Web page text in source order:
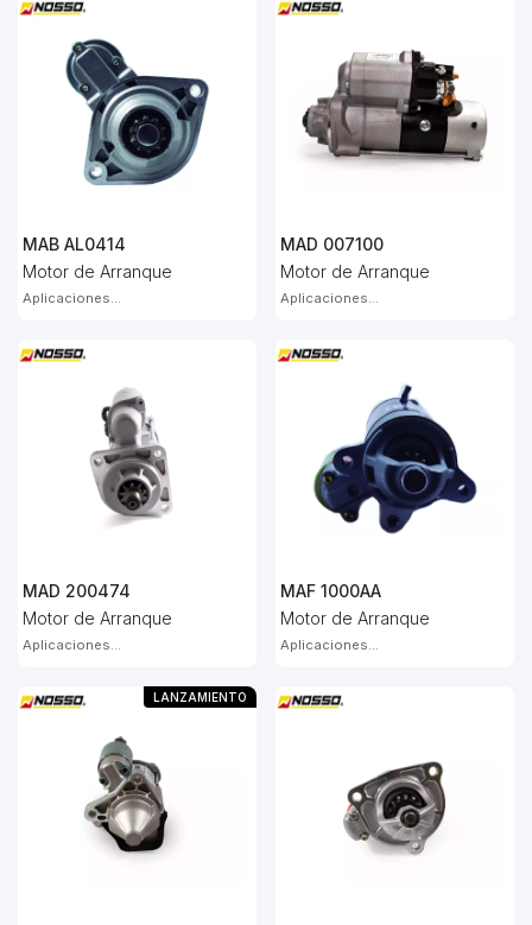
MAB AL0414
Motor de Arranque
Aplicaciones...
MAD 007100
Motor de Arranque
Aplicaciones...
MAD 200474
Motor de Arranque
Aplicaciones...
MAF 1000AA
Motor de Arranque
Aplicaciones...
LANZAMIENTO